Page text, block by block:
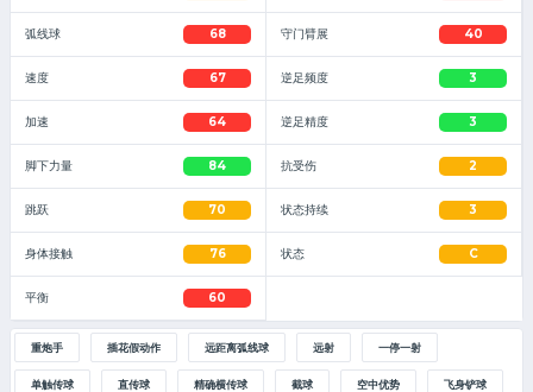
弧线球 68
速度 67
加速 64
脚下力量 84
跳跃 70
身体接触 76
平衡 60
守门臂展 40
逆足频度 3
逆足精度 3
抗受伤 2
状态持续 3
状态 C
重炮手 插花假动作 远距离弧线球 远射 一停一射
单触传球 直传球 精确横传球 截球 空中优势 飞身铲球